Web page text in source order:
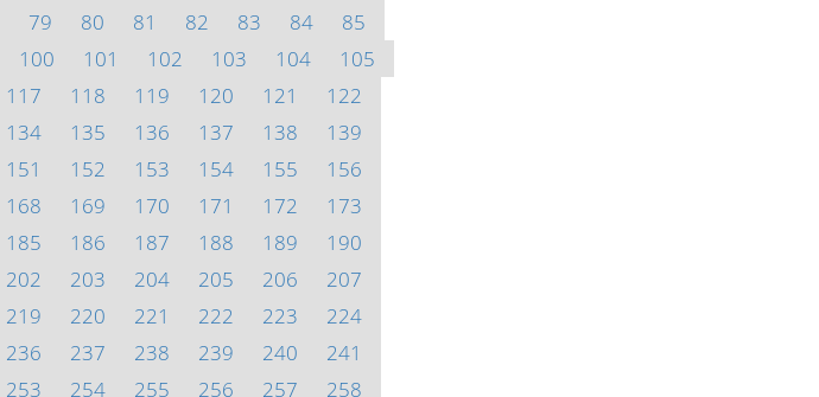
79 80 81 82 83 84
85
100 101 102 103 104
105
117 118 119 120 121
122
134 135 136 137 138
139
151 152 153 154 155
156
168 169 170 171 172
173
185 186 187 188 189
190
202 203 204 205 206
207
219 220 221 222 223
224
236 237 238 239 240
241
253 254 255 256 257 258